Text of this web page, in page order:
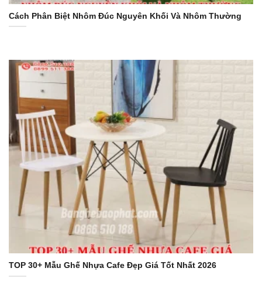
Cách Phân Biệt Nhôm Đúc Nguyên Khối Và Nhôm Thường
TOP 30+ Mẫu Ghế Nhựa Cafe Đẹp Giá Tốt Nhất 2026